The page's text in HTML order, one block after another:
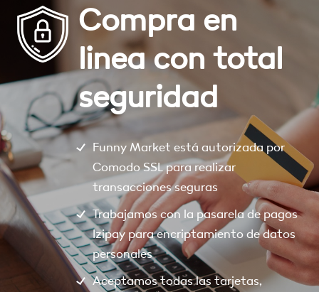
Compra en
linea con total
seguridad
Funny Market está autorizada por
Comodo SSL para realizar
transacciones seguras
Trabajamos con la pasarela de pagos
Izipay para encriptamiento de datos
personales
Aceptamos todas las tarjetas,